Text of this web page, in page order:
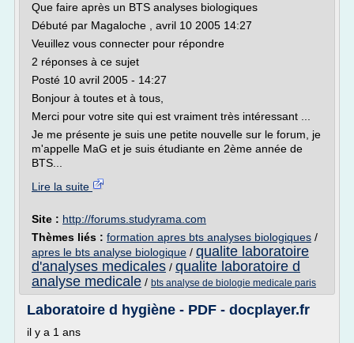
Que faire après un BTS analyses biologiques
Débuté par Magaloche , avril 10 2005 14:27
Veuillez vous connecter pour répondre
2 réponses à ce sujet
Posté 10 avril 2005 - 14:27
Bonjour à toutes et à tous,
Merci pour votre site qui est vraiment très intéressant ...
Je me présente je suis une petite nouvelle sur le forum, je
m'appelle MaG et je suis étudiante en 2ème année de
BTS...
Lire la suite
Site : http://forums.studyrama.com
Thèmes liés : formation apres bts analyses biologiques /
apres le bts analyse biologique / qualite laboratoire
d'analyses medicales / qualite laboratoire d
analyse medicale / bts analyse de biologie medicale paris
Laboratoire d hygiène - PDF - docplayer.fr
il y a 1 ans